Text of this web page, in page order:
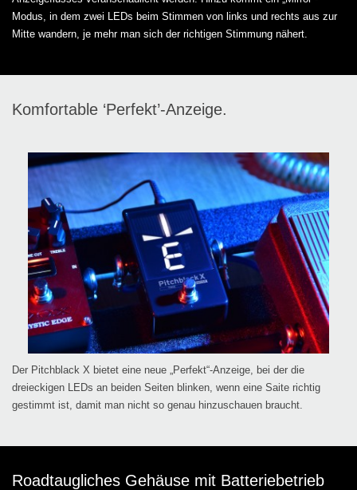
Modus, in dem zwei LEDs beim Stimmen von links und rechts aus zur
Mitte wandern, je mehr man sich der richtigen Stimmung nähert.
Komfortable ‘Perfekt’-Anzeige.
Der Pitchblack X bietet eine neue „Perfekt“-Anzeige, bei der die
dreieckigen LEDs an beiden Seiten blinken, wenn eine Saite richtig
gestimmt ist, damit man nicht so genau hinzuschauen braucht.
Roadtaugliches Gehäuse mit Batteriebetrieb